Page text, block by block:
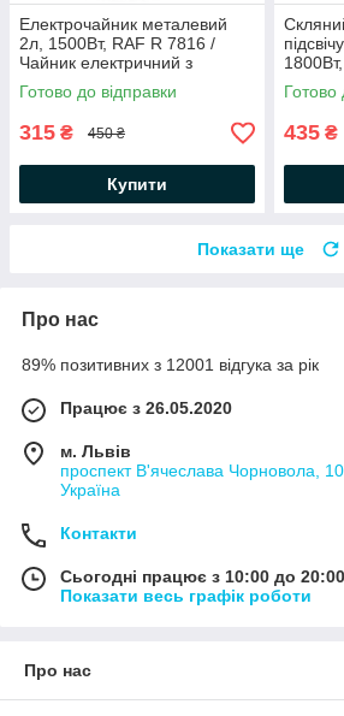
Електрочайник металевий
2л, 1500Вт, RAF R 7816 /
Чайник електричний з
нержавіючої сталі
Готово до відправки
315 ₴ 450 ₴
Купити
Готово
435 ₴
Показати ще
Про нас
89% позитивних з 12001 відгука за рік
Працює з 26.05.2020
м. Львів
проспект В'ячеслава Чорновола,
Україна
Контакти
Сьогодні працює з 10:00 до 20:00
Показати весь графік роботи
Про нас